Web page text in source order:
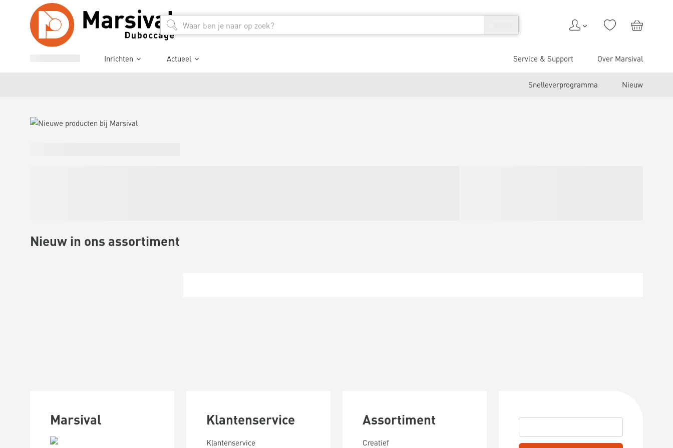
Inrichten Actueel Service & Support Over Marsival
Snelleverprogramma Nieuw
Nieuw in ons assortiment
Marsival Klantenservice
Klantenservice
Assortiment
Creatief